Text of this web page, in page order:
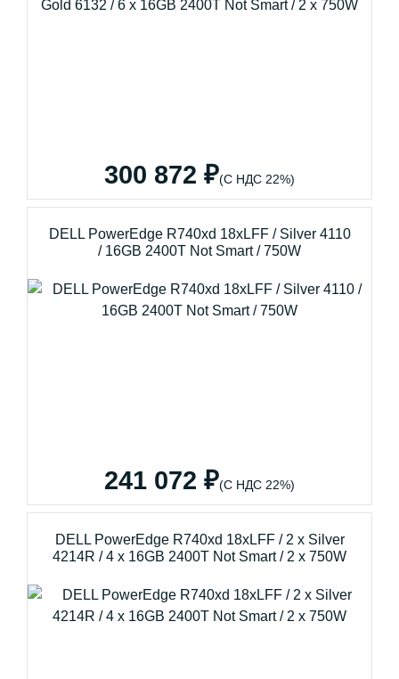
300 872 ₽(С НДС 22%)
DELL PowerEdge R740xd 18xLFF / Silver 4110
/ 16GB 2400T Not Smart / 750W
241 072 ₽(С НДС 22%)
DELL PowerEdge R740xd 18xLFF / 2 x Silver
4214R / 4 x 16GB 2400T Not Smart / 2 x 750W